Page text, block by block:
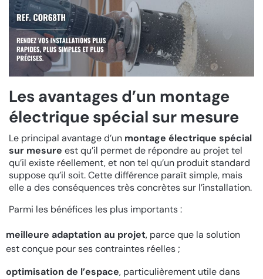
Les avantages d’un montage
électrique spécial sur mesure
Le principal avantage d’un montage électrique spécial
sur mesure est qu’il permet de répondre au projet tel
qu’il existe réellement, et non tel qu’un produit standard
suppose qu’il soit. Cette différence paraît simple, mais
elle a des conséquences très concrètes sur l’installation.
Parmi les bénéfices les plus importants :
meilleure adaptation au projet, parce que la solution
est conçue pour ses contraintes réelles ;
optimisation de l’espace, particulièrement utile dans